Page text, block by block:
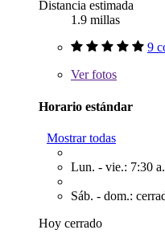
Distancia estimada
1.9 millas
9
Verfotos
Horario estándar
Mostrar todas
Lun. - vie.: 7:30
Sáb. - dom.:
Hoy cerrado